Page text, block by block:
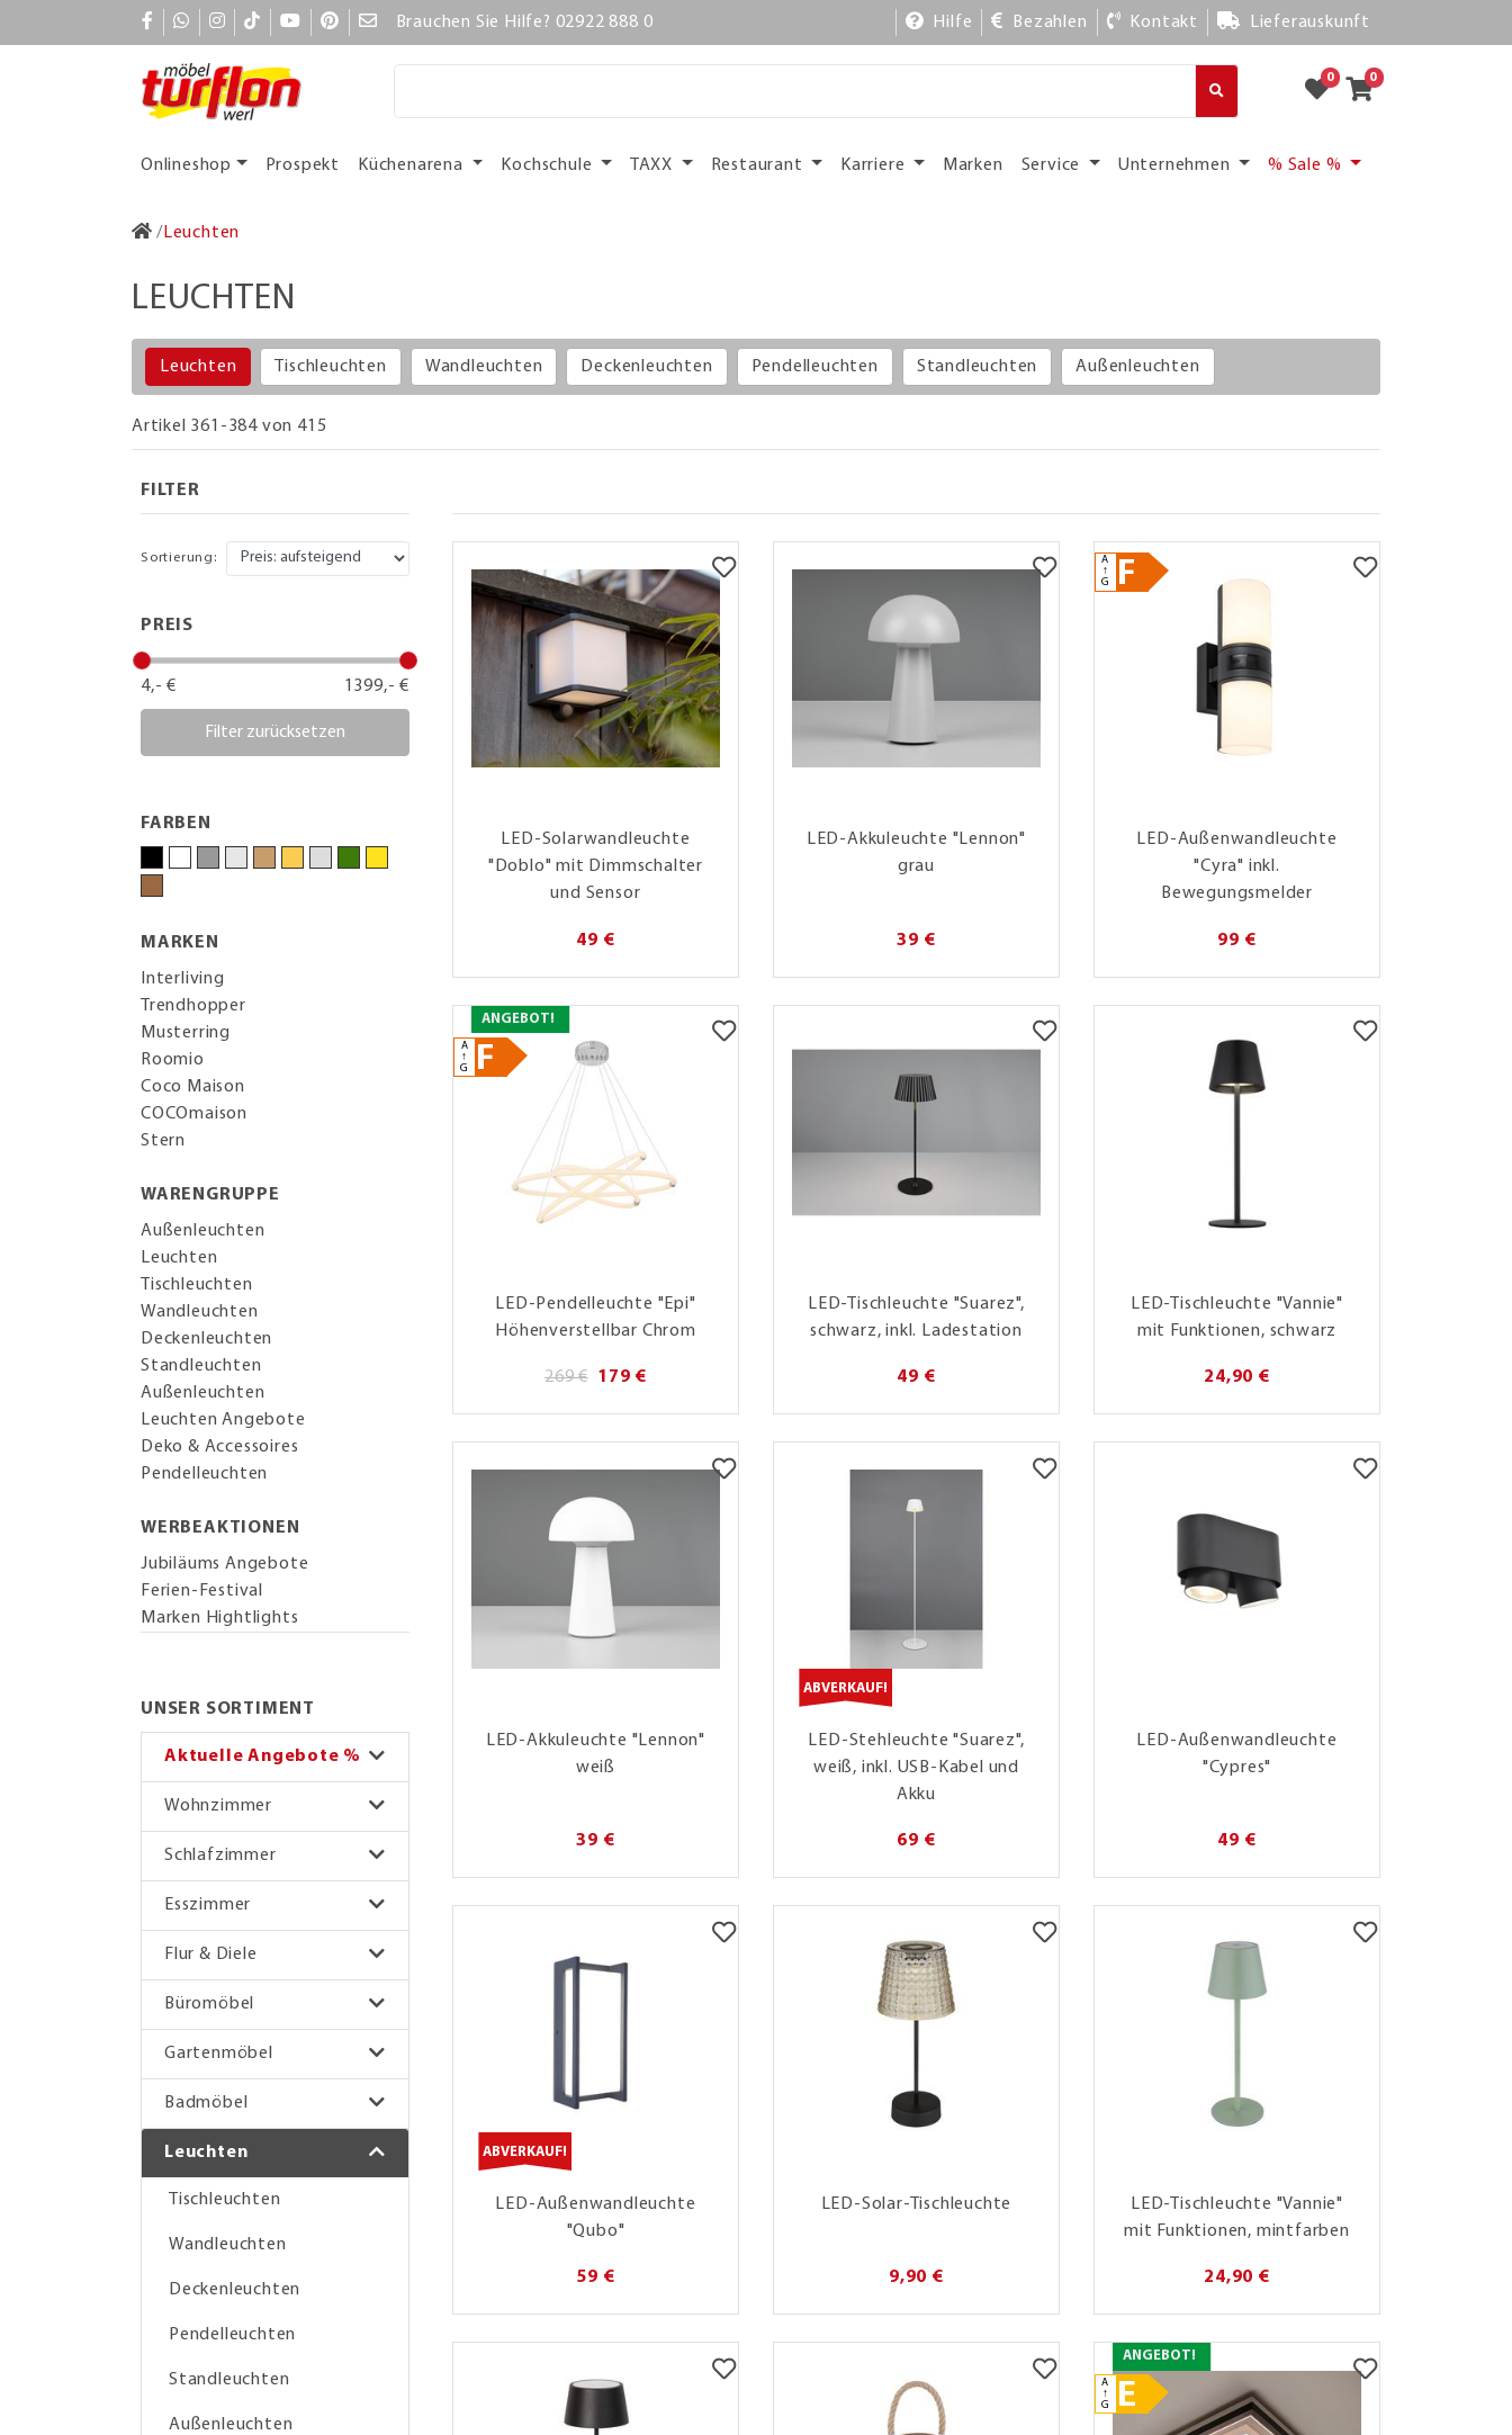
Brauchen Sie Hilfe? 02922 888 0 Hilfe Bezahlen Kontakt Lieferauskunft
0 0
Onlineshop Prospekt Küchenarena Kochschule TAXX Restaurant Karriere Marken Service Unternehmen % Sale %
Leuchten
LEUCHTEN
Leuchten Tischleuchten Wandleuchten Deckenleuchten Pendelleuchten Standleuchten Außenleuchten
Artikel 361-384 von 415
FILTER
Sortierung:
PREIS
4,- € 1399,- €
Filter zurücksetzen
FARBEN
MARKEN
Interliving
Trendhopper
Musterring
Roomio
Coco Maison
COCOmaison
Stern
WARENGRUPPE
Außenleuchten
Leuchten
Tischleuchten
Wandleuchten
Deckenleuchten
Standleuchten
Außenleuchten
Leuchten Angebote
Deko & Accessoires
Pendelleuchten
WERBEAKTIONEN
Jubiläums Angebote
Ferien-Festival
Marken Hightlights
UNSER SORTIMENT
Aktuelle Angebote %
Wohnzimmer
Schlafzimmer
Esszimmer
Flur & Diele
Büromöbel
Gartenmöbel
Badmöbel
Leuchten
Tischleuchten
Wandleuchten
Deckenleuchten
Pendelleuchten
Standleuchten
Außenleuchten
LED-Solarwandleuchte
"Doblo" mit Dimmschalter
und Sensor
49 €
LED-Akkuleuchte "Lennon"
grau
39 €
A
↑
G
F
LED-Außenwandleuchte
"Cyra" inkl.
Bewegungsmelder
99 €
A
↑
G
F
ANGEBOT!
LED-Pendelleuchte "Epi"
Höhenverstellbar Chrom
269 € 179 €
LED-Tischleuchte "Suarez",
schwarz, inkl. Ladestation
49 €
LED-Tischleuchte "Vannie"
mit Funktionen, schwarz
24,90 €
LED-Akkuleuchte "Lennon"
weiß
39 €
ABVERKAUF!
LED-Stehleuchte "Suarez",
weiß, inkl. USB-Kabel und
Akku
69 €
LED-Außenwandleuchte
"Cypres"
49 €
ABVERKAUF!
LED-Außenwandleuchte
"Qubo"
59 €
LED-Solar-Tischleuchte
9,90 €
LED-Tischleuchte "Vannie"
mit Funktionen, mintfarben
24,90 €
A
↑
G
E
ANGEBOT!